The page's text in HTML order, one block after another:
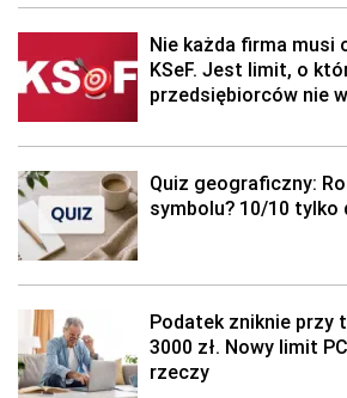
Nie każda firma musi
KSeF. Jest limit, o
przedsiębiorców nie
Quiz geograficzny:
symbolu? 10/10 tylko
Podatek zniknie przy
3000 zł. Nowy limit
rzeczy